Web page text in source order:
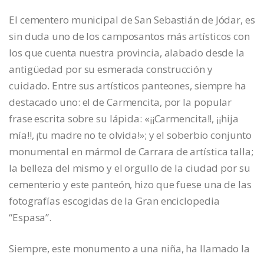
El cementero municipal de San Sebastián de Jódar, es
sin duda uno de los camposantos más artísticos con
los que cuenta nuestra provincia, alabado desde la
antigüedad por su esmerada construcción y
cuidado. Entre sus artísticos panteones, siempre ha
destacado uno: el de Carmencita, por la popular
frase escrita sobre su lápida: «¡¡Carmencita!!, ¡¡hija
mía!!, ¡tu madre no te olvida!»; y el soberbio conjunto
monumental en mármol de Carrara de artística talla;
la belleza del mismo y el orgullo de la ciudad por su
cementerio y este panteón, hizo que fuese una de las
fotografías escogidas de la Gran enciclopedia
“Espasa”.
Siempre, este monumento a una niña, ha llamado la